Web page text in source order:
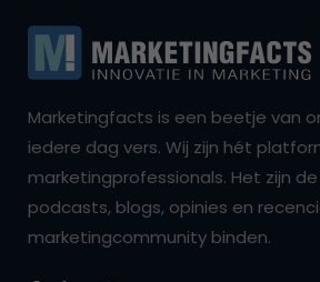
Marketingfacts is een beetje van
iedere dag vers. Wij zijn hét
marketingprofessionals. Het zijn
podcasts, blogs, opinies en
marketingcommunity binden.